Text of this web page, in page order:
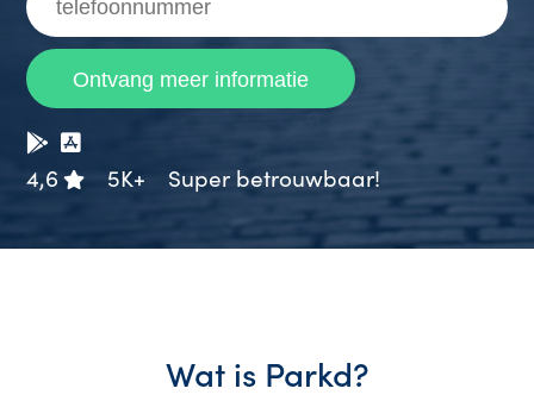
4,6 5K+ Super betrouwbaar!
Wat is Parkd?